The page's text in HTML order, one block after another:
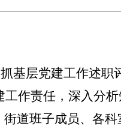
基层党建工作述职
作责任，深入分
道班子成员、各